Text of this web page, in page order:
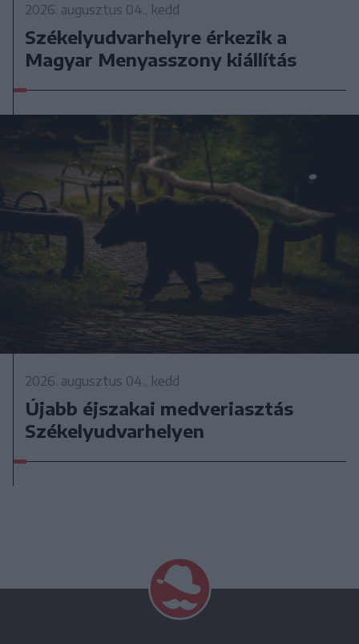
2026. augusztus 04., kedd
Székelyudvarhelyre érkezik a
Magyar Menyasszony kiállítás
2026. augusztus 04., kedd
Újabb éjszakai medveriasztás
Székelyudvarhelyen